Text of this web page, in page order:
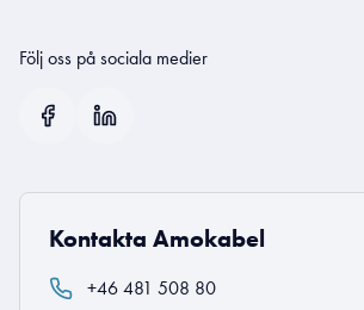
Följ oss på sociala medier
Kontakta Amokabel
+46 481 508 80